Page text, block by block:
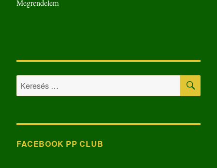
Megrendelem
Keresés
a
kifejezésre:
FACEBOOK PP CLUB